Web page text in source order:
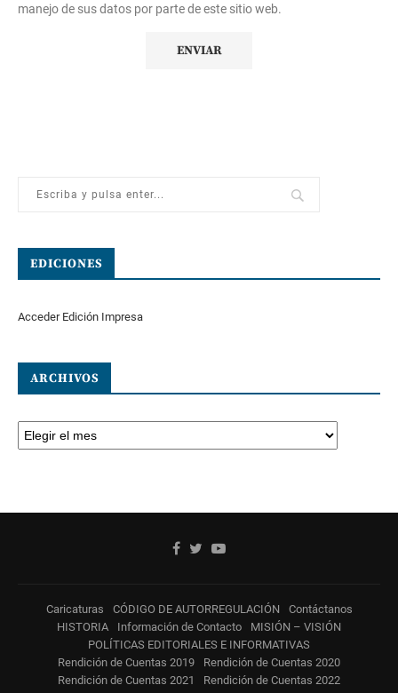
manejo de sus datos por parte de este sitio web.
EDICIONES
Acceder Edición Impresa
ARCHIVOS
Caricaturas CÓDIGO DE AUTORREGULACIÓN
Contáctanos
HISTORIA
Información de Contacto
MISIÓN – VISIÓN
POLÍTICAS EDITORIALES E INFORMATIVAS
Rendición de Cuentas 2019
Rendición de Cuentas 2020
Rendición de Cuentas 2021
Rendición de Cuentas 2022